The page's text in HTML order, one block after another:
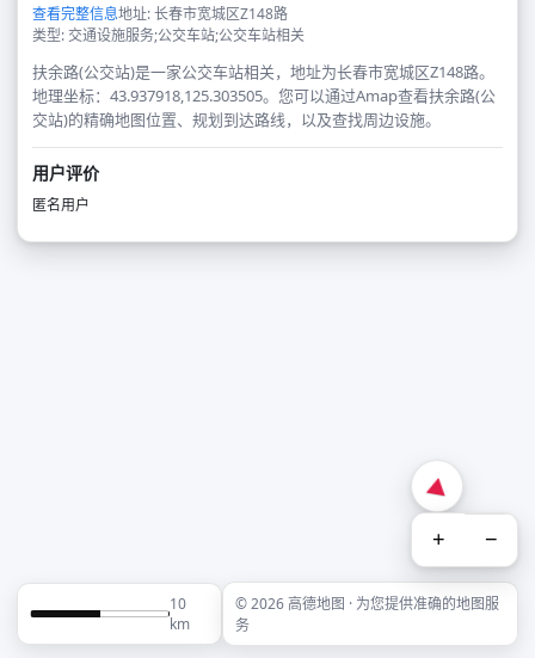
查看完整信息地址: 长春市宽城区Z148路
类型: 交通设施服务;公交车站;公交车站相关
扶余路(公交站)是一家公交车站相关，地址为长春市宽城区Z148路。
地理坐标：43.937918,125.303505。您可以通过Amap查看扶余路(公
交站)的精确地图位置、规划到达路线，以及查找周边设施。
用户评价
匿名用户
+ −
10
km
© 2026 高德地图 · 为您提供准确的地图服
务